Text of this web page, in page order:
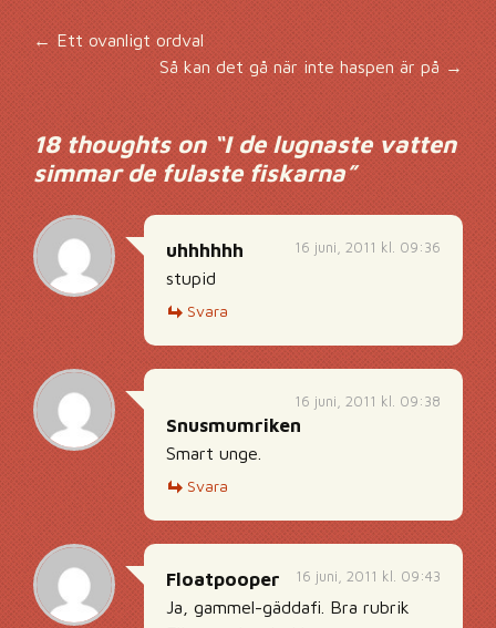
Inläggsnavigering
←Ett ovanligt ordval
Så kan det gå när inte haspen är på→
18 thoughts on “I de lugnaste vatten
simmar de fulaste fiskarna”
16 juni, 2011 kl. 09:36
uhhhhhh
stupid
Svara
16 juni, 2011 kl. 09:38
Snusmumriken
Smart unge.
Svara
16 juni, 2011 kl. 09:43
Floatpooper
Ja, gammel-gäddafi. Bra rubrik